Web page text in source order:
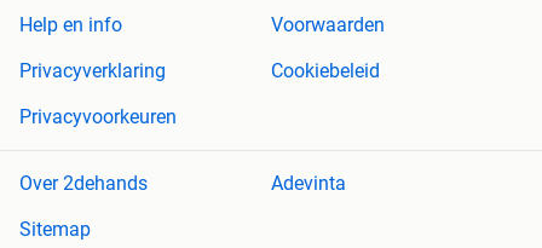
Help en info
Voorwaarden
Privacyverklaring
Cookiebeleid
Privacyvoorkeuren
Over 2dehands
Adevinta
Sitemap